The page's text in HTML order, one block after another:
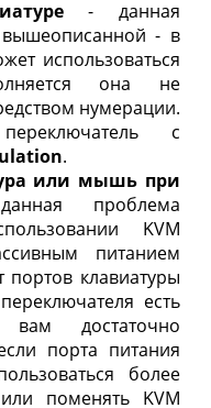
- данная
- в
использоваться
она не
нумерации.
с
.
или мышь при
проблема
KVM
питанием
портов клавиатуры
есть
достаточно
порта питания
более
поменять KVM